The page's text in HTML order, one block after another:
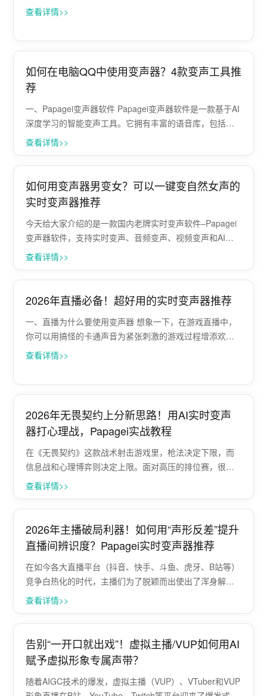
拥有御姐/大叔/机器人/影视角色等多个音色模版选择，支持
查看详情>>
如何在电脑QQ中使用变声器？4款变声工具推
荐
一、Papagei变声器软件 Papagei变声器软件是一款基于AI
深度学习的智能变声工具。它拥有丰富的语音库，包括动
物、氛围、搞怪等多种音色，能够满足玩家在游戏中的不
音视频文件，为···
查看详情>>
如何用变声器男变女？可以一键变自然女声的
实时变声器推荐
今天给大家介绍的是一款国内老牌实时变声软件–Papagei
变声器软件，支持实时变声、音频变声、视频变声和AI音
乐翻唱，除了可以实时变声自然的男女变声外，还有多种
实时变声教程： 第一步：下···
查看详情>>
2026年直播必备！超好用的实时变声器推荐
一、直播为什么要使用变声器 想象一下，在游戏直播中，
你可以用搞怪的卡通声音为紧张刺激的游戏过程增添欢乐
氛围；在娱乐直播时，甜美的少女音或者磁性的大叔音能
查看详情>>
2026年无畏契约上分新思路！用AI实时变声
器打心理战，Papagei实战教程
在《无畏契约》这款战术射击游戏里，枪法决定下限，而
信息战和心理博弈则决定上限。面对高压的排位赛，很多
玩家只专注于练习精准定位和技能释放，却忽略了一个可
荐一款专为FPS玩家打造的国内老牌···
查看详情>>
2026年主播破局利器！如何用“声形反差”提升
直播间辨识度？Papagei实时变声器推荐
在如今各大直播平台（抖音、快手、斗鱼、虎牙、B站等）
竞争白热化的时代，主播们为了脱颖而出使出了浑身解
数。视觉上的滤镜、穿搭、甚至整容级美颜早已屡见不
和“伪装”？想要在千篇一律的直播间里杀···
查看详情>>
告别“一开口就出戏”！虚拟主播/VUP如何用AI
赋予虚拟形象专属声带？
随着AIGC技术的爆发，虚拟主播（VUP）、VTuber和VUP